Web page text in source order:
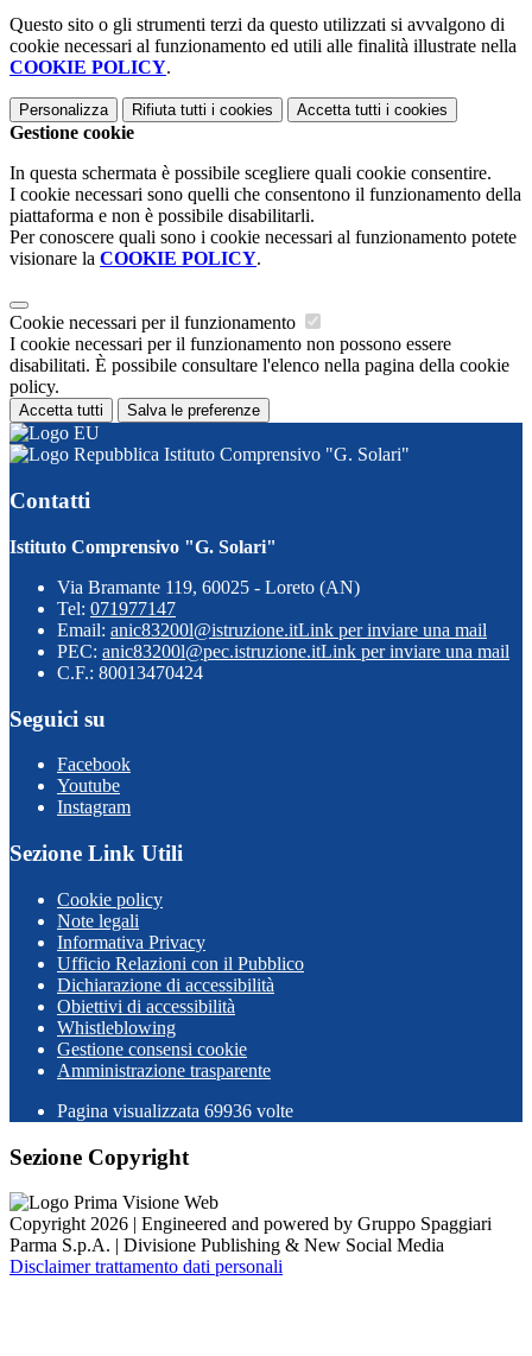
Questo sito o gli strumenti terzi da questo utilizzati si avvalgono di
cookie necessari al funzionamento ed utili alle finalità illustrate nella
COOKIE POLICY.
Personalizza Rifiuta tutti i cookies Accetta tutti i cookies
Gestione cookie
In questa schermata è possibile scegliere quali cookie consentire.
I cookie necessari sono quelli che consentono il funzionamento della
piattaforma e non è possibile disabilitarli.
Per conoscere quali sono i cookie necessari al funzionamento potete
visionare la COOKIE POLICY.
Cookie necessari per il funzionamento
I cookie necessari per il funzionamento non possono essere
disabilitati. È possibile consultare l'elenco nella pagina della cookie
policy.
Accetta tutti Salva le preferenze
Istituto Comprensivo "G. Solari"
Contatti
Istituto Comprensivo "G. Solari"
Via Bramante 119, 60025 - Loreto (AN)
Tel: 071977147
Email: anic83200l@istruzione.itLink per inviare una mail
PEC: anic83200l@pec.istruzione.itLink per inviare una mail
C.F.: 80013470424
Seguici su
Facebook
Youtube
Instagram
Sezione Link Utili
Cookie policy
Note legali
Informativa Privacy
Ufficio Relazioni con il Pubblico
Dichiarazione di accessibilità
Obiettivi di accessibilità
Whistleblowing
Gestione consensi cookie
Amministrazione trasparente
Pagina visualizzata 69936 volte
Sezione Copyright
Copyright 2026 | Engineered and powered by Gruppo Spaggiari
Parma S.p.A. | Divisione Publishing & New Social Media
Disclaimer trattamento dati personali